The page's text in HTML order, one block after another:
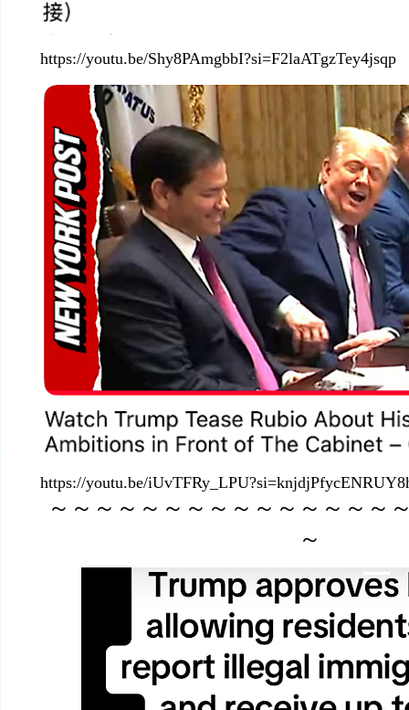
https://youtu.be/Shy8PAmgbbI?si=F2laATgzTey4jsqp
https://youtu.be/
～～～～～～～～～～～～～～～
～